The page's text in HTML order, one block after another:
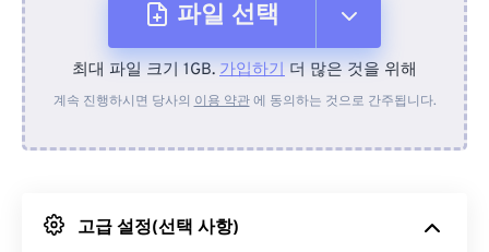
파일 선택
장치에서
Google 드라이브에서
최대 파일 크기 1GB. 가입하기 더 많은 것을 위해
계속 진행하시면 당사의 이용 약관에 동의하는 것으로 간주됩니다.
고급 설정(선택 사항)